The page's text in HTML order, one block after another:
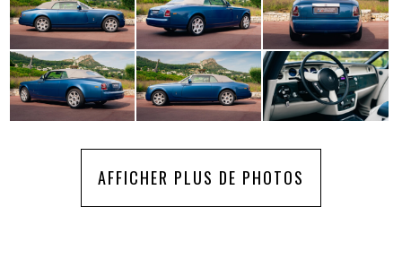
AFFICHER PLUS DE PHOTOS